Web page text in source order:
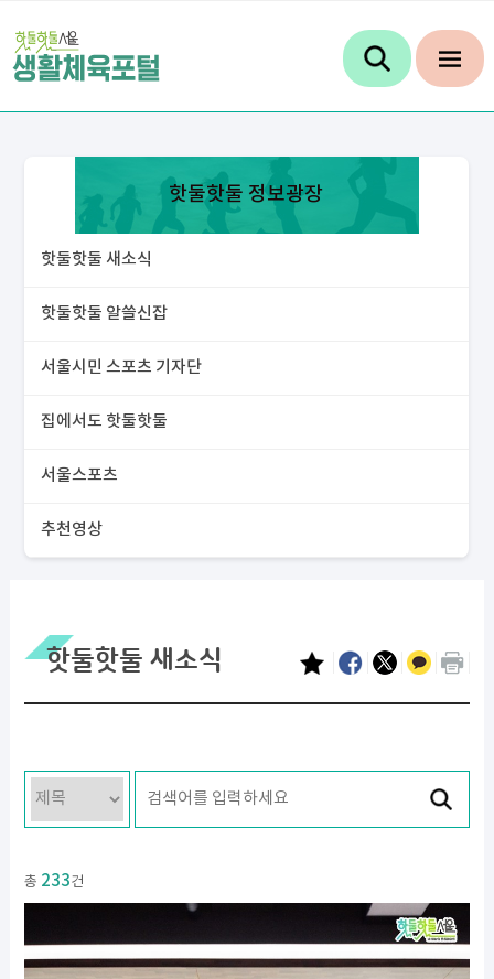
핫둘핫둘 정보광장
핫둘핫둘 새소식
핫둘핫둘 알쓸신잡
서울시민 스포츠 기자단
집에서도 핫둘핫둘
서울스포츠
추천영상
핫둘핫둘 새소식
총 233건